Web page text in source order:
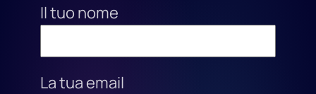
Il tuo nome
La tua email